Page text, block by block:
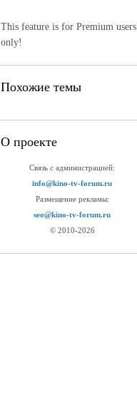
This feature is for Premium users
only!
Похожие темы
О проекте
Связь с администрацией:
info@kino-tv-forum.ru
Размещение рекламы:
seo@kino-tv-forum.ru
© 2010-2026